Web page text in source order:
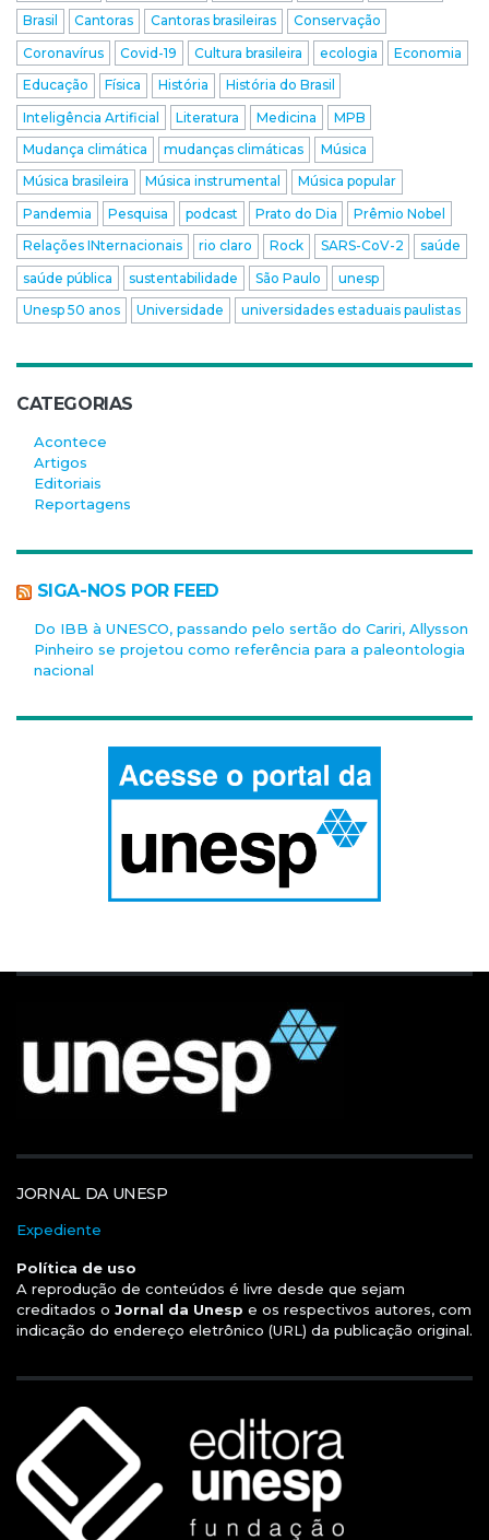
Brasil
Cantoras Cantoras brasileiras
Conservação
Coronavírus
Covid-19 Cultura brasileira ecologia
Economia
Educação
Física História
História do Brasil
Inteligência Artificial
Literatura Medicina
MPB
Mudança climática
mudanças climáticas
Música
Música brasileira
Música instrumental
Música popular
Pandemia
Pesquisa podcast Prato do Dia
Prêmio Nobel
Relações INternacionais
rio claro Rock SARS-CoV-2
saúde
saúde pública
sustentabilidade São Paulo
unesp
Unesp 50 anos
Universidade universidades estaduais paulistas
CATEGORIAS
Acontece
Artigos
Editoriais
Reportagens
SIGA-NOS POR FEED
Do IBB à UNESCO, passando pelo sertão do Cariri, Allysson
Pinheiro se projetou como referência para a paleontologia
nacional
JORNAL DA UNESP
Expediente
Política de uso
A reprodução de conteúdos é livre desde que sejam
creditados o Jornal da Unesp e os respectivos autores, com
indicação do endereço eletrônico (URL) da publicação original.